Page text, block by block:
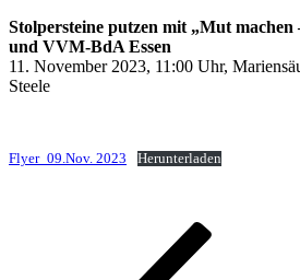
Stolpersteine putzen mit „Mut machen
und VVM-BdA Essen
11. November 2023, 11:00 Uhr,
Steele
Flyer_09.Nov. 2023 Herunterladen
Beitragsnavigation